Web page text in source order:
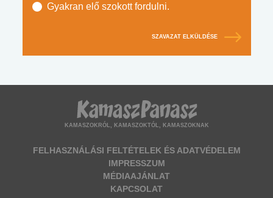
Gyakran elő szokott fordulni.
SZAVAZAT ELKÜLDÉSE
KAMASZOKRÓL, KAMASZOKTÓL, KAMASZOKNAK
FELHASZNÁLÁSI FELTÉTELEK ÉS ADATVÉDELEM
IMPRESSZUM
MÉDIAAJÁNLAT
KAPCSOLAT